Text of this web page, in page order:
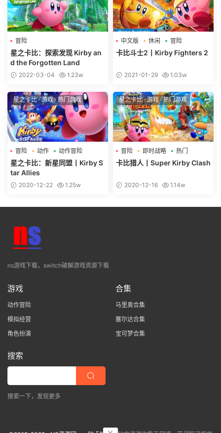
冒险
星之卡比：探索发现 Kirby an
d the Forgotten Land
2022-03-04 1.23w
中文版 休闲 冒险
卡比斗士2丨Kirby Fighters 2
2021-01-29 1.03w
星之卡比·游戏·热门游戏
冒险 动作 动作冒险
星之卡比：新星同盟丨Kirby S
tar Allies
2020-12-22 1.25w
星之卡比·游戏·热门游戏
冒险 即时战略 热门
卡比猎人丨Super Kirby Clash
2020-12-16 1.14w
ns游戏下载，switch破解游戏资源下载
游戏
动作冒险
模拟经营
角色扮演
合集
马里奥合集
塞尔达合集
宝可梦合集
搜索
搜索一下，发现更多